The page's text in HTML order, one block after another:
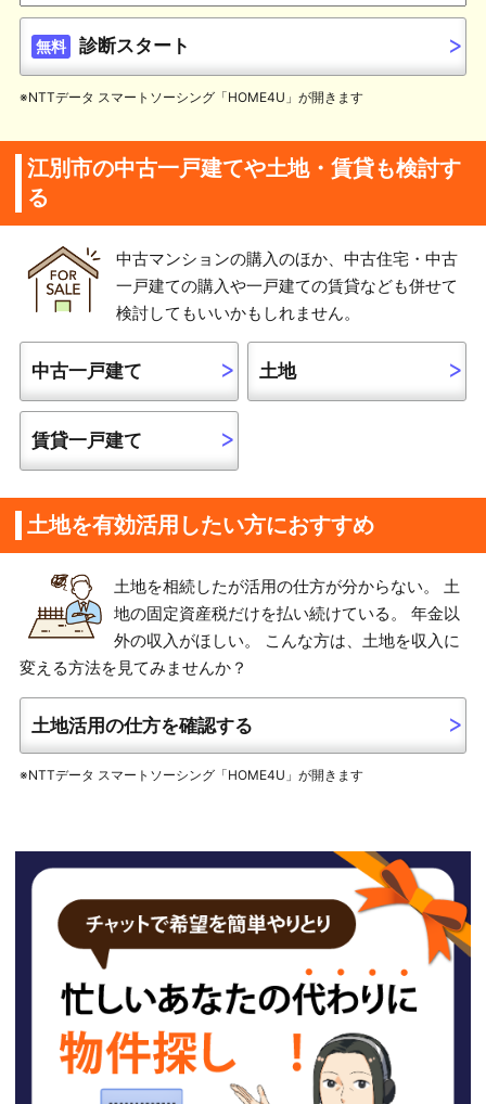
無料 診断スタート
※NTTデータ スマートソーシング「HOME4U」が開きます
江別市の中古一戸建てや土地・賃貸も検討す
る
中古マンションの購入のほか、中古住宅・中古
一戸建ての購入や一戸建ての賃貸なども併せて
検討してもいいかもしれません。
中古一戸建て 土地
賃貸一戸建て
土地を有効活用したい方におすすめ
土地を相続したが活用の仕方が分からない。 土
地の固定資産税だけを払い続けている。 年金以
外の収入がほしい。 こんな方は、土地を収入に
変える方法を見てみませんか？
土地活用の仕方を確認する
※NTTデータ スマートソーシング「HOME4U」が開きます